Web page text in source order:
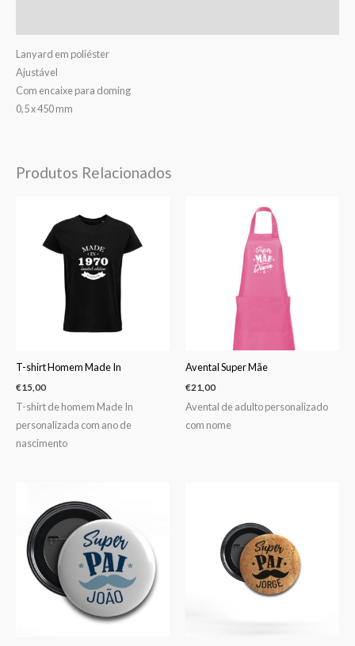
Lanyard em poliéster
Ajustável
Com encaixe para doming
0,5 x 450 mm
Produtos Relacionados
T-shirt Homem Made In
€15,00
T-shirt de homem Made In
personalizada com ano de
nascimento
Avental Super Mãe
€21,00
Avental de adulto personalizado
com nome